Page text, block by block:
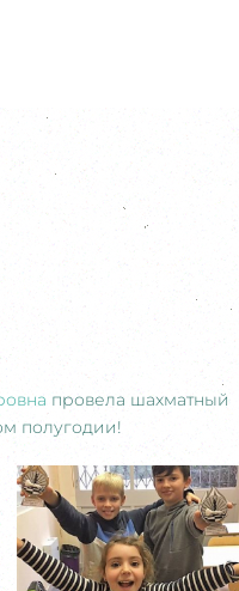
провела шахматный
полугодии!